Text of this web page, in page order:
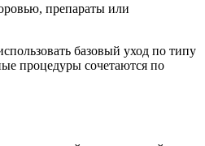
препараты или
базовый уход по типу
процедуры сочетаются по